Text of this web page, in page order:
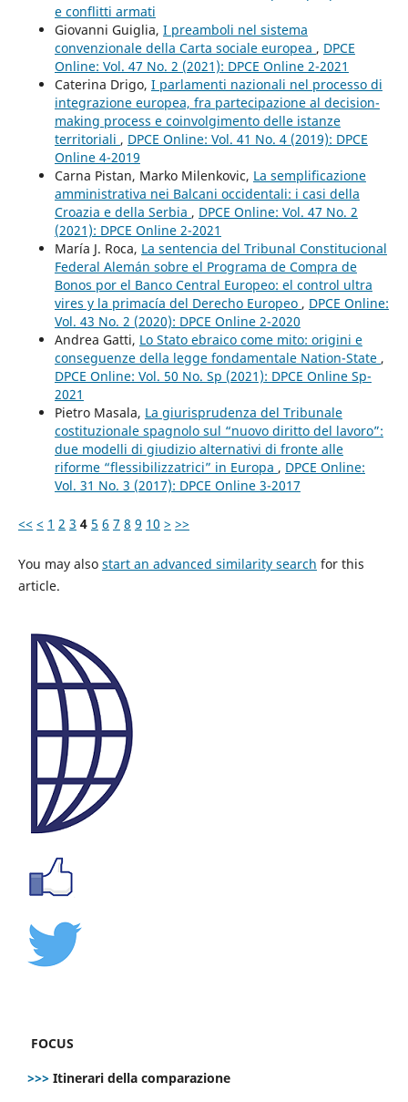
e conflitti armati
Giovanni Guiglia, I preamboli nel sistema
convenzionale della Carta sociale europea , DPCE
Online: Vol. 47 No. 2 (2021): DPCE Online 2-2021
Caterina Drigo, I parlamenti nazionali nel processo di
integrazione europea, fra partecipazione al decision-
making process e coinvolgimento delle istanze
territoriali , DPCE Online: Vol. 41 No. 4 (2019): DPCE
Online 4-2019
Carna Pistan, Marko Milenkovic, La semplificazione
amministrativa nei Balcani occidentali: i casi della
Croazia e della Serbia , DPCE Online: Vol. 47 No. 2
(2021): DPCE Online 2-2021
María J. Roca, La sentencia del Tribunal Constitucional
Federal Alemán sobre el Programa de Compra de
Bonos por el Banco Central Europeo: el control ultra
vires y la primacía del Derecho Europeo , DPCE Online:
Vol. 43 No. 2 (2020): DPCE Online 2-2020
Andrea Gatti, Lo Stato ebraico come mito: origini e
conseguenze della legge fondamentale Nation-State ,
DPCE Online: Vol. 50 No. Sp (2021): DPCE Online Sp-
2021
Pietro Masala, La giurisprudenza del Tribunale
costituzionale spagnolo sul “nuovo diritto del lavoro”:
due modelli di giudizio alternativi di fronte alle
riforme “flessibilizzatrici” in Europa , DPCE Online:
Vol. 31 No. 3 (2017): DPCE Online 3-2017
<< < 1 2 3 4 5 6 7 8 9 10 > >>
You may also start an advanced similarity search for this
article.
FOCUS
>>> Itinerari della comparazione